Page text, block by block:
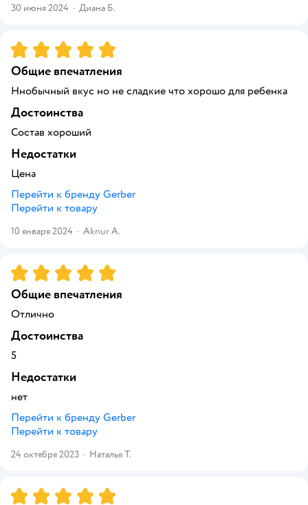
30 июня 2024 · Диана Б.
Рейтинг:5
Общие впечатления
Ннобычный вкус но не сладкие что хорошо для ребенка
Достоинства
Состав хороший
Недостатки
Цена
Перейти к бренду Gerber
Перейти к товару
10 января 2024 · Aknur A.
Рейтинг:5
Общие впечатления
Отлично
Достоинства
5
Недостатки
нет
Перейти к бренду Gerber
Перейти к товару
24 октября 2023 · Наталья Т.
Рейтинг:5